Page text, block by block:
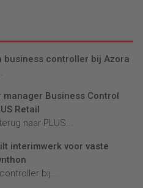
business controller bij Azora
manager Business Control
Retail
naar PLUS...
interimwerk voor vaste
bij...